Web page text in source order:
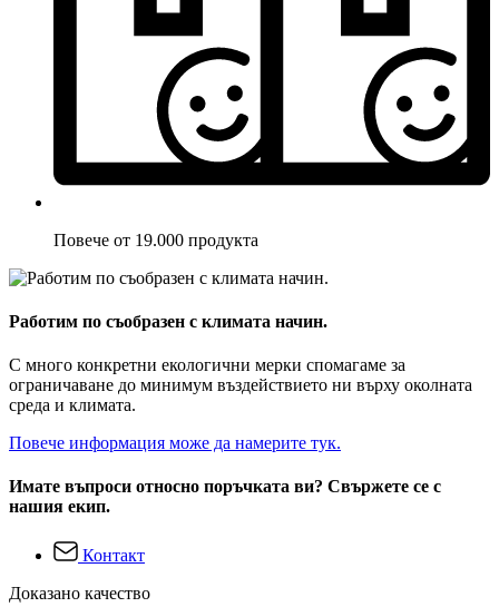
Повече от 19.000 продукта
Работим по съобразен с климата начин.
С много конкретни екологични мерки спомагаме за
ограничаване до минимум въздействието ни върху околната
среда и климата.
Повече информация може да намерите тук.
Имате въпроси относно поръчката ви? Свържете се с
нашия екип.
Контакт
Доказано качество